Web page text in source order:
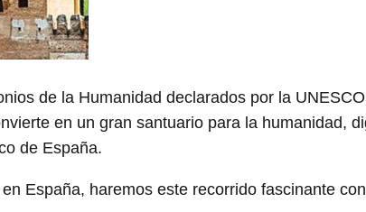
de la Humanidad declarados por la
en un gran santuario para la humanidad,
de España.
España, haremos este recorrido fascinante